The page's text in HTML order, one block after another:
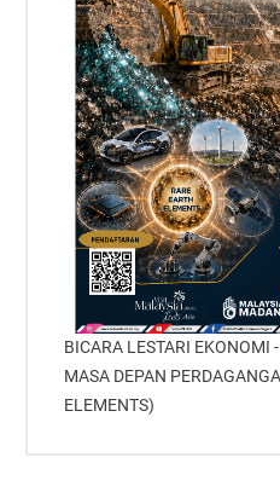
BICARA LESTARI EKONOMI
MASA DEPAN
ELEMENTS)